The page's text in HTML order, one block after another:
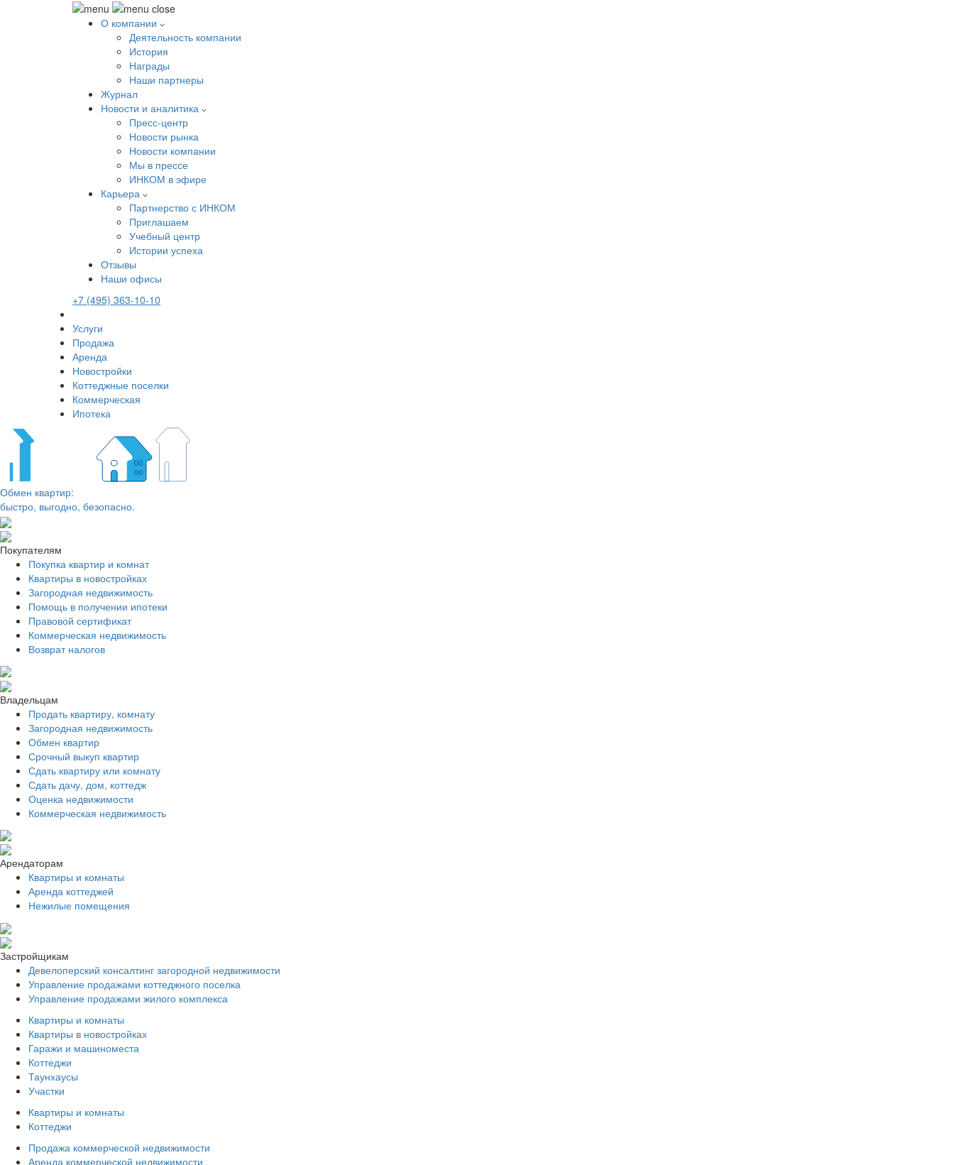
О компании
Деятельность компании
История
Награды
Наши партнеры
Журнал
Новости и аналитика
Пресс-центр
Новости рынка
Новости компании
Мы в прессе
ИНКОМ в эфире
Карьера
Партнерство с ИНКОМ
Приглашаем
Учебный центр
Истории успеха
Отзывы
Наши офисы
+7 (495) 363-10-10
Услуги
Продажа
Аренда
Новостройки
Коттеджные поселки
Коммерческая
Ипотека
Обмен квартир:
быстро, выгодно, безопасно.
Покупателям
Покупка квартир и комнат
Квартиры в новостройках
Загородная недвижимость
Помощь в получении ипотеки
Правовой сертификат
Коммерческая недвижимость
Возврат налогов
Владельцам
Продать квартиру, комнату
Загородная недвижимость
Обмен квартир
Срочный выкуп квартир
Сдать квартиру или комнату
Сдать дачу, дом, коттедж
Оценка недвижимости
Коммерческая недвижимость
Арендаторам
Квартиры и комнаты
Аренда коттеджей
Нежилые помещения
Застройщикам
Девелоперский консалтинг загородной недвижимости
Управление продажами коттеджного поселка
Управление продажами жилого комплекса
Квартиры и комнаты
Квартиры в новостройках
Гаражи и машиноместа
Коттеджи
Таунхаусы
Участки
Квартиры и комнаты
Коттеджи
Продажа коммерческой недвижимости
Аренда коммерческой недвижимости